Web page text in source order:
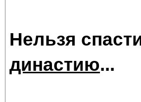
Нельзя
династию...